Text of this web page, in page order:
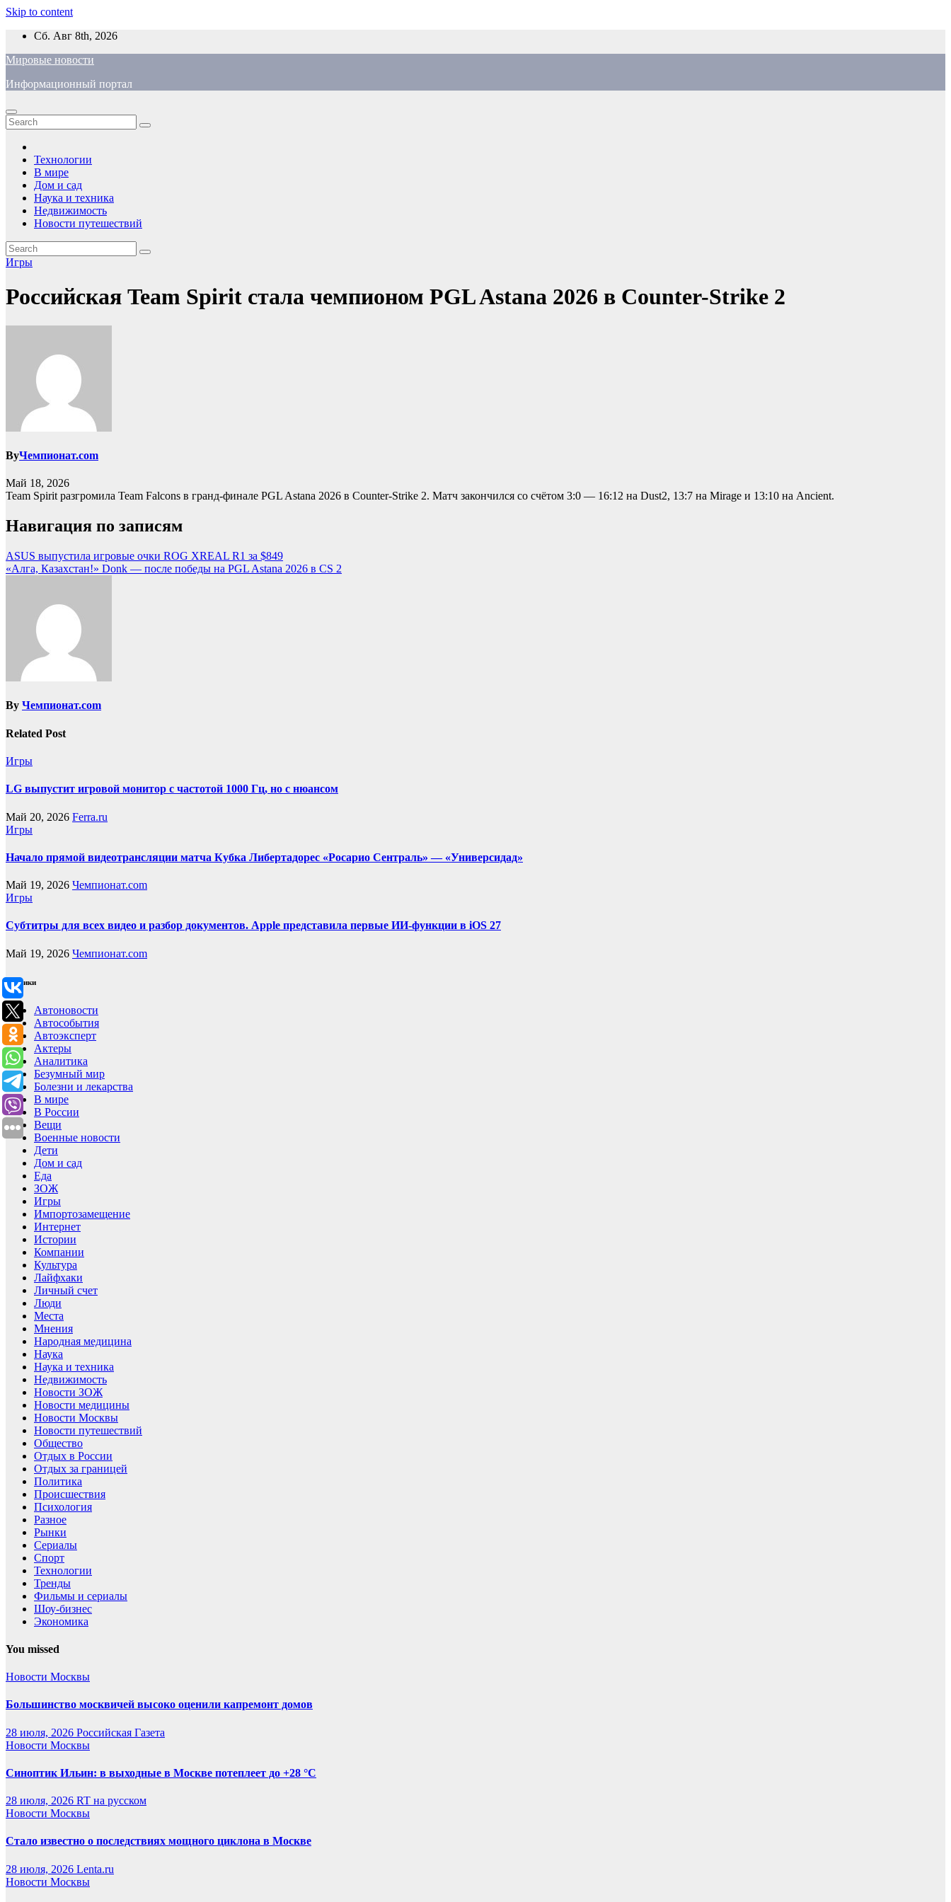
Skip to content
Сб. Авг 8th, 2026
Мировые новости
Информационный портал
Технологии
В мире
Дом и сад
Наука и техника
Недвижимость
Новости путешествий
Игры
Российская Team Spirit стала чемпионом PGL Astana 2026 в Counter-Strike 2
ByЧемпионат.com
Май 18, 2026
Team Spirit разгромила Team Falcons в гранд-финале PGL Astana 2026 в Counter-Strike 2. Матч закончился со счётом 3:0 — 16:12 на Dust2, 13:7 на Mirage и 13:10 на Ancient.
Навигация по записям
ASUS выпустила игровые очки ROG XREAL R1 за $849
«Алга, Казахстан!» Donk — после победы на PGL Astana 2026 в CS 2
By Чемпионат.com
Related Post
Игры
LG выпустит игровой монитор с частотой 1000 Гц, но с нюансом
Май 20, 2026 Ferra.ru
Игры
Начало прямой видеотрансляции матча Кубка Либертадорес «Росарио Сентраль» — «Универсидад»
Май 19, 2026 Чемпионат.com
Игры
Субтитры для всех видео и разбор документов. Apple представила первые ИИ-функции в iOS 27
Май 19, 2026 Чемпионат.com
Рубрики
Автоновости
Автособытия
Автоэксперт
Актеры
Аналитика
Безумный мир
Болезни и лекарства
В мире
В России
Вещи
Военные новости
Дети
Дом и сад
Еда
ЗОЖ
Игры
Импортозамещение
Интернет
Истории
Компании
Культура
Лайфхаки
Личный счет
Люди
Места
Мнения
Народная медицина
Наука
Наука и техника
Недвижимость
Новости ЗОЖ
Новости медицины
Новости Москвы
Новости путешествий
Общество
Отдых в России
Отдых за границей
Политика
Происшествия
Психология
Разное
Рынки
Сериалы
Спорт
Технологии
Тренды
Фильмы и сериалы
Шоу-бизнес
Экономика
You missed
Новости Москвы
Большинство москвичей высоко оценили капремонт домов
28 июля, 2026 Российская Газета
Новости Москвы
Синоптик Ильин: в выходные в Москве потеплеет до +28 °C
28 июля, 2026 RT на русском
Новости Москвы
Стало известно о последствиях мощного циклона в Москве
28 июля, 2026 Lenta.ru
Новости Москвы